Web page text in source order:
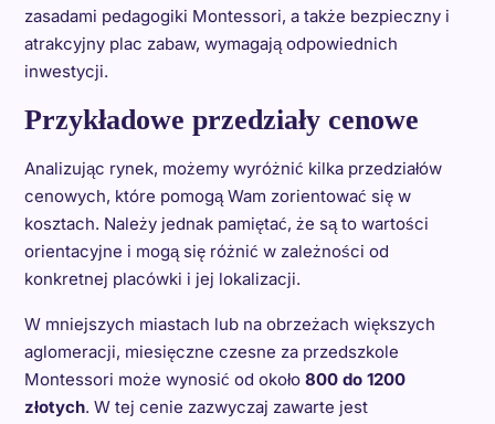
zasadami pedagogiki Montessori, a także bezpieczny i
atrakcyjny plac zabaw, wymagają odpowiednich
inwestycji.
Przykładowe przedziały cenowe
Analizując rynek, możemy wyróżnić kilka przedziałów
cenowych, które pomogą Wam zorientować się w
kosztach. Należy jednak pamiętać, że są to wartości
orientacyjne i mogą się różnić w zależności od
konkretnej placówki i jej lokalizacji.
W mniejszych miastach lub na obrzeżach większych
aglomeracji, miesięczne czesne za przedszkole
Montessori może wynosić od około 800 do 1200
złotych. W tej cenie zazwyczaj zawarte jest